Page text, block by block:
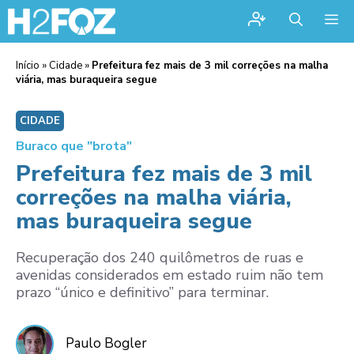
Início » Cidade » Prefeitura fez mais de 3 mil correções na malha
viária, mas buraqueira segue
CIDADE
Buraco que "brota"
Prefeitura fez mais de 3 mil
correções na malha viária,
mas buraqueira segue
Recuperação dos 240 quilômetros de ruas e
avenidas considerados em estado ruim não tem
prazo “único e definitivo” para terminar.
Paulo Bogler